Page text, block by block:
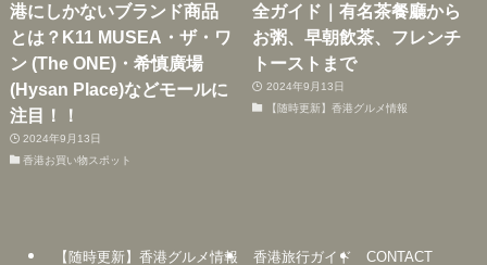
港にしかないブランド商品
とは？K11 MUSEA・ザ・ワ
ン (The ONE)・希慎廣場
(Hysan Place)などモールに
注目！！
2024年9月13日
香港お買い物スポット
全ガイド｜有名茶餐廳から
お粥、早朝飲茶、フレンチ
トーストまで
2024年9月13日
【随時更新】香港グルメ情報
【随時更新】香港グルメ情報 香港旅行ガイド CONTACT